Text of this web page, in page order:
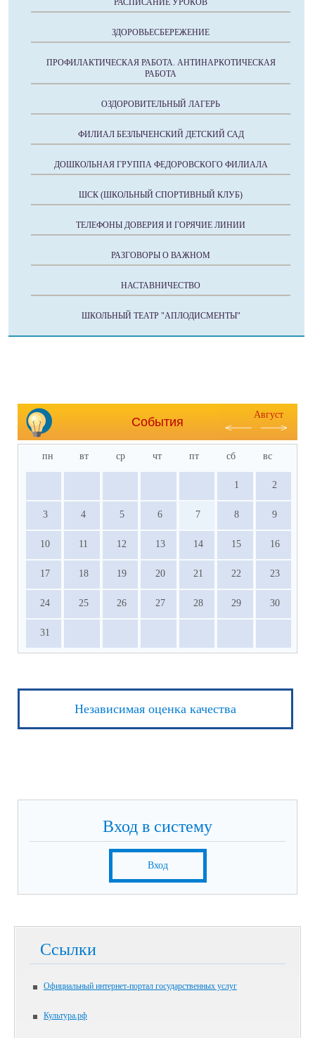
РАСПИСАНИЕ УРОКОВ
ЗДОРОВЬЕСБЕРЕЖЕНИЕ
ПРОФИЛАКТИЧЕСКАЯ РАБОТА. АНТИНАРКОТИЧЕСКАЯ
РАБОТА
ОЗДОРОВИТЕЛЬНЫЙ ЛАГЕРЬ
ФИЛИАЛ БЕЗЛЫЧЕНСКИЙ ДЕТСКИЙ САД
ДОШКОЛЬНАЯ ГРУППА ФЕДОРОВСКОГО ФИЛИАЛА
ШСК (ШКОЛЬНЫЙ СПОРТИВНЫЙ КЛУБ)
ТЕЛЕФОНЫ ДОВЕРИЯ И ГОРЯЧИЕ ЛИНИИ
РАЗГОВОРЫ О ВАЖНОМ
НАСТАВНИЧЕСТВО
ШКОЛЬНЫЙ ТЕАТР "АПЛОДИСМЕНТЫ"
События
Август
пн вт ср чт пт сб вс
1 2
3 4 5 6 7 8 9
10 11 12 13 14 15 16
17 18 19 20 21 22 23
24 25 26 27 28 29 30
31
Независимая оценка качества
Вход в систему
Вход
Ссылки
Официальный интернет-портал государственных услуг
Культура.рф